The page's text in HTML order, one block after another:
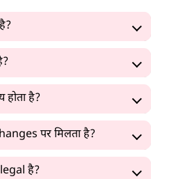
है?
पर मिलता है?
है?